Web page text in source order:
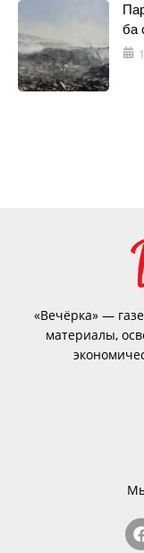
ба
«Вечёрка» —
материалы,